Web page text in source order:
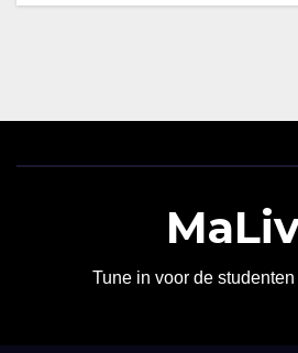
Tune in voor de